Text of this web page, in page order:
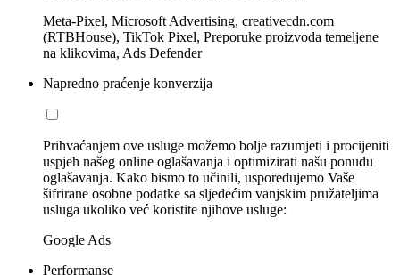
Meta-Pixel, Microsoft Advertising, creativecdn.com
(RTBHouse), TikTok Pixel, Preporuke proizvoda temeljene
na klikovima, Ads Defender
Napredno praćenje konverzija
Prihvaćanjem ove usluge možemo bolje razumjeti i procijeniti
uspjeh našeg online oglašavanja i optimizirati našu ponudu
oglašavanja. Kako bismo to učinili, uspoređujemo Vaše
šifrirane osobne podatke sa sljedećim vanjskim pružateljima
usluga ukoliko već koristite njihove usluge:
Google Ads
Performanse